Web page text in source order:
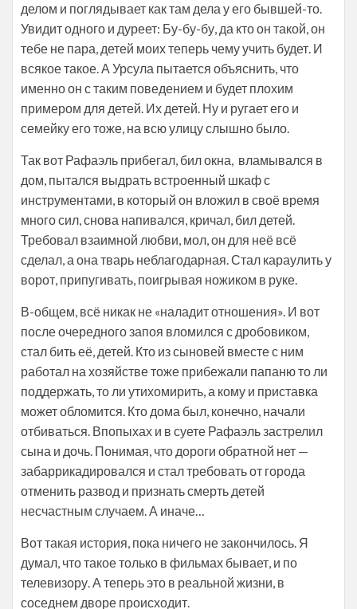
делом и поглядывает как там дела у его бывшей-то.
Увидит одного и дуреет: Бу-бу-бу, да кто он такой, он
тебе не пара, детей моих теперь чему учить будет. И
всякое такое. А Урсула пытается объяснить, что
именно он с таким поведением и будет плохим
примером для детей. Их детей. Ну и ругает его и
семейку его тоже, на всю улицу слышно было.
Так вот Рафаэль прибегал, бил окна, вламывался в
дом, пытался выдрать встроенный шкаф с
инструментами, в который он вложил в своё время
много сил, снова напивался, кричал, бил детей.
Требовал взаимной любви, мол, он для неё всё
сделал, а она тварь неблагодарная. Стал караулить у
ворот, припугивать, поигрывая ножиком в руке.
В-общем, всё никак не «наладит отношения». И вот
после очередного запоя вломился с дробовиком,
стал бить её, детей. Кто из сыновей вместе с ним
работал на хозяйстве тоже прибежали папаню то ли
поддержать, то ли утихомирить, а кому и приставка
может обломится. Кто дома был, конечно, начали
отбиваться. Впопыхах и в суете Рафаэль застрелил
сына и дочь. Понимая, что дороги обратной нет —
забаррикадировался и стал требовать от города
отменить развод и признать смерть детей
несчастным случаем. А иначе…
Вот такая история, пока ничего не закончилось. Я
думал, что такое только в фильмах бывает, и по
телевизору. А теперь это в реальной жизни, в
соседнем дворе происходит.